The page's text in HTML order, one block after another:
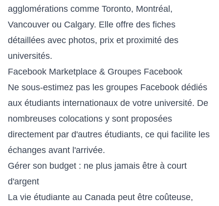
agglomérations comme Toronto, Montréal,
Vancouver ou Calgary. Elle offre des fiches
détaillées avec photos, prix et proximité des
universités.
Facebook Marketplace & Groupes Facebook
Ne sous-estimez pas les groupes Facebook dédiés
aux étudiants internationaux de votre université. De
nombreuses colocations y sont proposées
directement par d'autres étudiants, ce qui facilite les
échanges avant l'arrivée.
Gérer son budget : ne plus jamais être à court
d'argent
La vie étudiante au Canada peut être coûteuse,